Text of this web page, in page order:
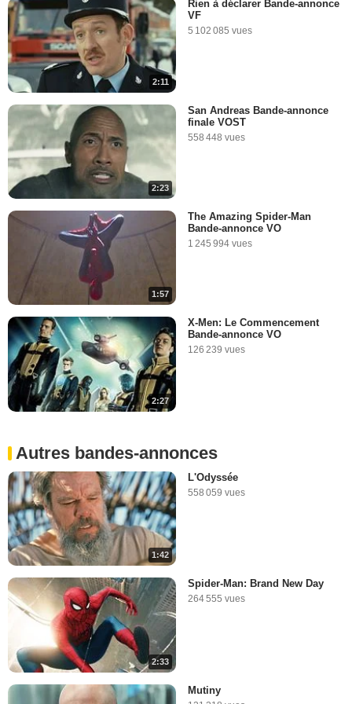
2:06
Les bandes de gosses
2:57
Aviez-vous remarqué ?
2:11
Rien à déclarer Bande-annonce
VF
5 102 085 vues
2:23
San Andreas Bande-annonce
finale VOST
558 448 vues
1:57
The Amazing Spider-Man
Bande-annonce VO
1 245 994 vues
2:27
X-Men: Le Commencement
Bande-annonce VO
126 239 vues
Autres bandes-annonces
1:42
L'Odyssée
558 059 vues
2:33
Spider-Man: Brand New Day
264 555 vues
Mutiny